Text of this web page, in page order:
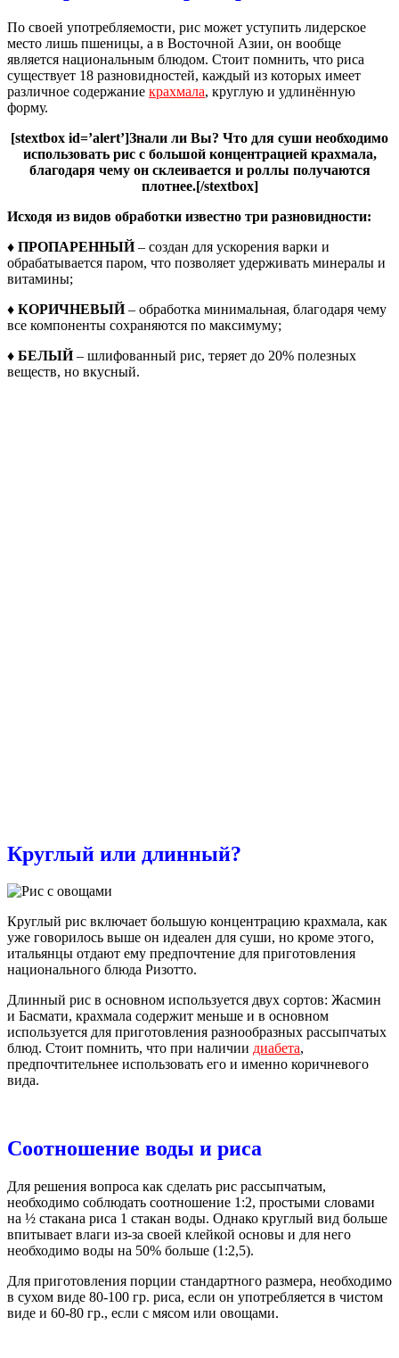
По своей употребляемости, рис может уступить лидерское
место лишь пшеницы, а в Восточной Азии, он вообще
является национальным блюдом. Стоит помнить, что риса
существует 18 разновидностей, каждый из которых имеет
различное содержание крахмала, круглую и удлинённую
форму.
[stextbox id=’alert’]Знали ли Вы? Что для суши необходимо
использовать рис с большой концентрацией крахмала,
благодаря чему он склеивается и роллы получаются
плотнее.[/stextbox]
Исходя из видов обработки известно три разновидности:
♦ ПРОПАРЕННЫЙ– создан для ускорения варки и
обрабатывается паром, что позволяет удерживать минералы и
витамины;
♦ КОРИЧНЕВЫЙ– обработка минимальная, благодаря чему
все компоненты сохраняются по максимуму;
♦ БЕЛЫЙ– шлифованный рис, теряет до 20% полезных
веществ, но вкусный.
Круглый или длинный?
Круглый рис включает большую концентрацию крахмала, как
уже говорилось выше он идеален для суши, но кроме этого,
итальянцы отдают ему предпочтение для приготовления
национального блюда Ризотто.
Длинный рис в основном используется двух сортов: Жасмин
и Басмати, крахмала содержит меньше и в основном
используется для приготовления разнообразных рассыпчатых
блюд. Стоит помнить, что при наличии диабета,
предпочтительнее использовать его и именно коричневого
вида.
Соотношение воды и риса
Для решения вопроса как сделать рис рассыпчатым,
необходимо соблюдать соотношение 1:2, простыми словами
на ½ стакана риса 1 стакан воды. Однако круглый вид больше
впитывает влаги из-за своей клейкой основы и для него
необходимо воды на 50% больше (1:2,5).
Для приготовления порции стандартного размера, необходимо
в сухом виде 80-100 гр. риса, если он употребляется в чистом
виде и 60-80 гр., если с мясом или овощами.